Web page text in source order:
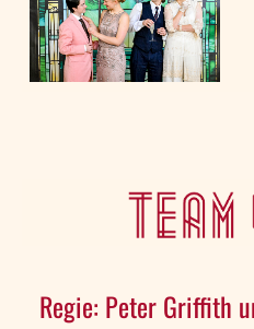
Regie: Peter Griffith